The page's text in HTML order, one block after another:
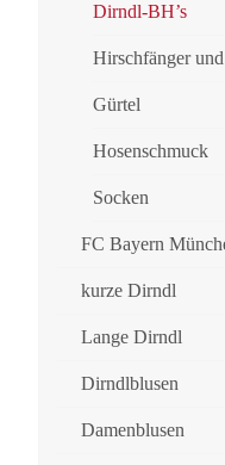
Dirndl-BH’s
Hirschfänger
Gürtel
Hosenschmuck
Socken
FC Bayern
kurze Dirndl
Lange Dirndl
Dirndlblusen
Damenblusen